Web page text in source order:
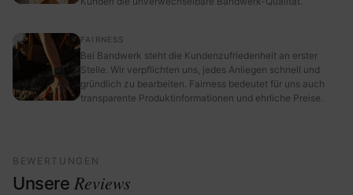
FAIRNESS
Bei Bandwerk steht die Kundenzufriedenheit an erster
Stelle. Wir verpflichten uns, jedes Anliegen schnell und
gründlich zu bearbeiten. Fairness bedeutet für uns auch
transparente Produktinformationen und ehrliche Preise.
BEWERTUNGEN
Unsere Reviews